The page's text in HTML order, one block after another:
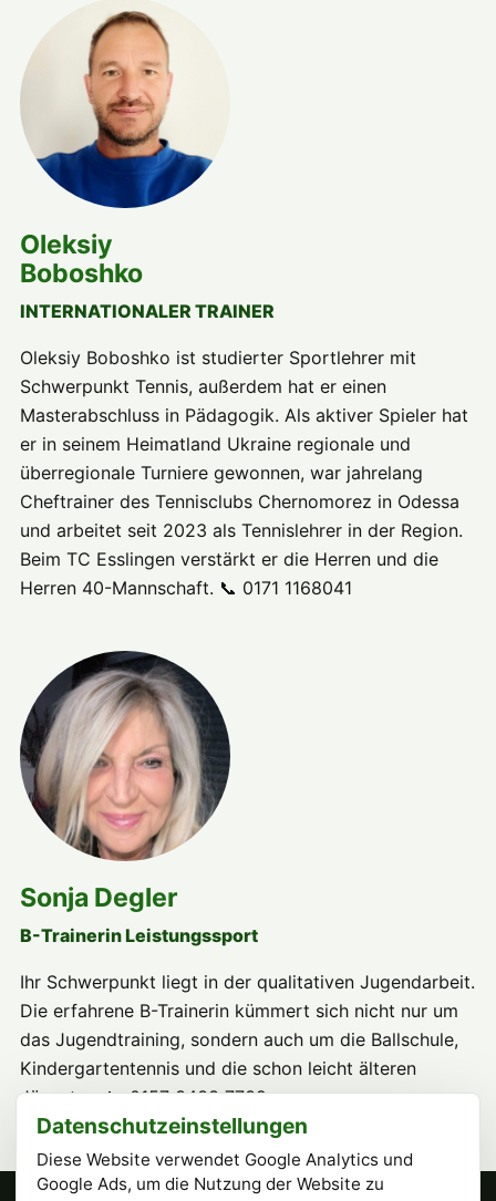
Oleksiy
Boboshko
INTERNATIONALER TRAINER
Oleksiy Boboshko ist studierter Sportlehrer mit
Schwerpunkt Tennis, außerdem hat er einen
Masterabschluss in Pädagogik. Als aktiver Spieler hat
er in seinem Heimatland Ukraine regionale und
überregionale Turniere gewonnen, war jahrelang
Cheftrainer des Tennisclubs Chernomorez in Odessa
und arbeitet seit 2023 als Tennislehrer in der Region.
Beim TC Esslingen verstärkt er die Herren und die
Herren 40-Mannschaft. 📞 0171 1168041
Sonja Degler
B-Trainerin Leistungssport
Ihr Schwerpunkt liegt in der qualitativen Jugendarbeit.
Die erfahrene B-Trainerin kümmert sich nicht nur um
das Jugendtraining, sondern auch um die Ballschule,
Kindergartentennis und die schon leicht älteren
Jüngsten. 📞 0157 3433 7739
Datenschutzeinstellungen
Diese Website verwendet Google Analytics und
Google Ads, um die Nutzung der Website zu